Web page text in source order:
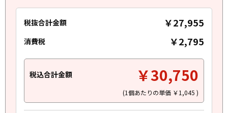
税抜合計金額 ￥27,955
消費税 ￥2,795
税込合計金額 ￥30,750
(1個あたりの単価 ￥1,045 )